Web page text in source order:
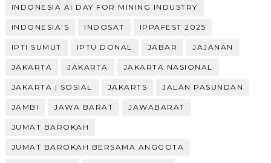
INDONESIA AI DAY FOR MINING INDUSTRY
INDONESIA’S INDOSAT IPPAFEST 2025
IPTI SUMUT IPTU DONAL JABAR JAJANAN
JAKARTA JÀKARTA JAKARTA NASIONAL
JAKARTA | SOSIAL JAKARTS JALAN PASUNDAN
JAMBI JAWA BARAT JAWABARAT
JUMAT BAROKAH
JUMAT BAROKAH BERSAMA ANGGOTA